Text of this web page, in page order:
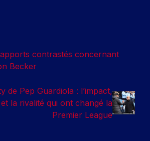
contrastés concernant
Becker
de Pep Guardiola : l’impact,
la rivalité qui ont changé la
Premier League